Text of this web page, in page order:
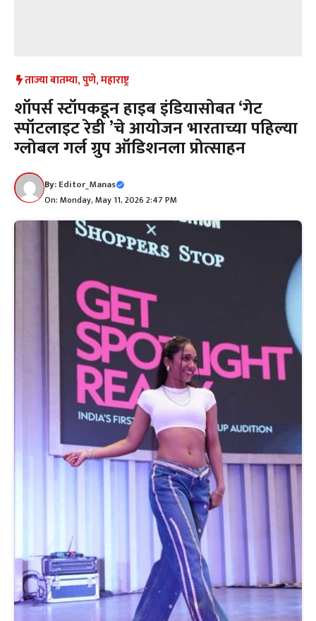
ताज्या बातम्या,पुणे,महाराष्ट्र
शॉपर्स स्टॉपकडून हाइब इंडियासोबत ‘गेट
स्पॉटलाइट रेडी ’चे आयोजन भारताच्या पहिल्या
ग्लोबल गर्ल ग्रुप ऑडिशनला प्रोत्साहन
By:Editor_Manas
On: Monday, May 11, 2026 2:47 PM